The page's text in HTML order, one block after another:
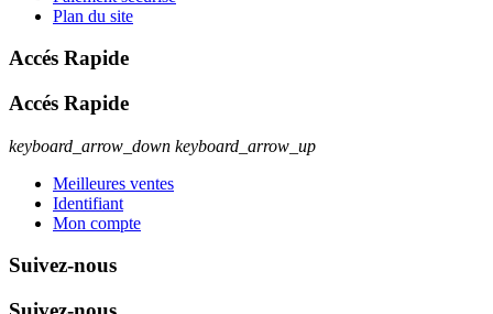
Plan du site
Accés Rapide
Accés Rapide
keyboard_arrow_down keyboard_arrow_up
Meilleures ventes
Identifiant
Mon compte
Suivez-nous